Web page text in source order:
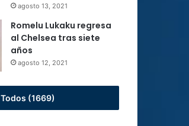
agosto 13, 2021
Romelu Lukaku regresa
al Chelsea tras siete
años
agosto 12, 2021
Todos (1669)